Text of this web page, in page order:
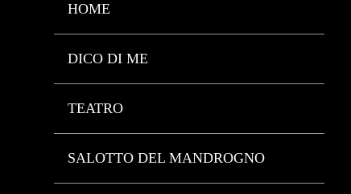
HOME
DICO DI ME
TEATRO
SALOTTO DEL MANDROGNO